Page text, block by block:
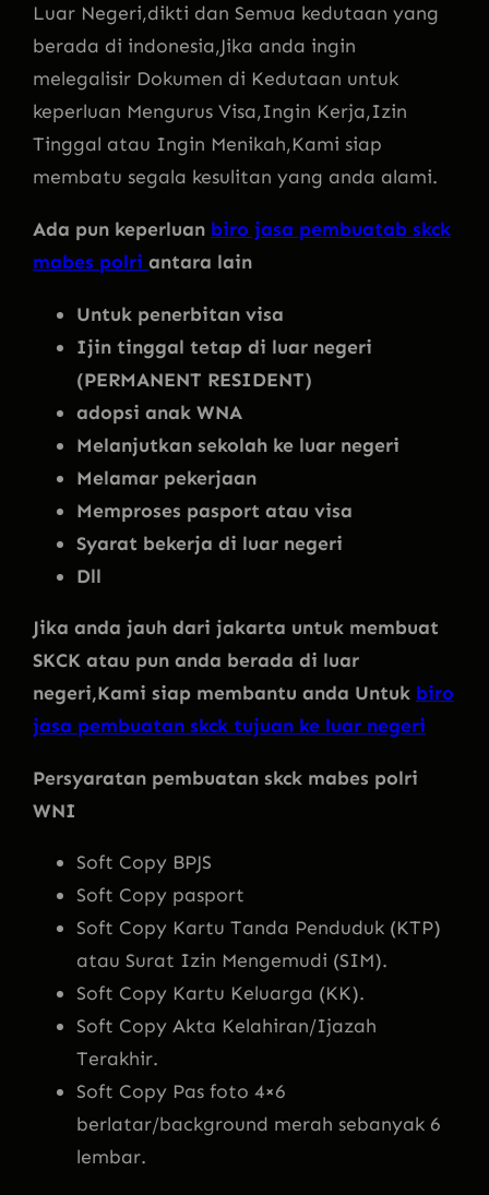
Luar Negeri,dikti dan Semua kedutaan yang
berada di indonesia,Jika anda ingin
melegalisir Dokumen di Kedutaan untuk
keperluan Mengurus Visa,Ingin Kerja,Izin
Tinggal atau Ingin Menikah,Kami siap
membatu segala kesulitan yang anda alami.
Ada pun keperluan biro jasa pembuatab skck
mabes polri antara lain
Untuk penerbitan visa
Ijin tinggal tetap di luar negeri
(PERMANENT RESIDENT)
adopsi anak WNA
Melanjutkan sekolah ke luar negeri
Melamar pekerjaan
Memproses pasport atau visa
Syarat bekerja di luar negeri
Dll
Jika anda jauh dari jakarta untuk membuat
SKCK atau pun anda berada di luar
negeri,Kami siap membantu anda Untuk biro
jasa pembuatan skck tujuan ke luar negeri
Persyaratan pembuatan skck mabes polri
WNI
Soft Copy BPJS
Soft Copy pasport
Soft Copy Kartu Tanda Penduduk (KTP)
atau Surat Izin Mengemudi (SIM).
Soft Copy Kartu Keluarga (KK).
Soft Copy Akta Kelahiran/Ijazah
Terakhir.
Soft Copy Pas foto 4×6
berlatar/background merah sebanyak 6
lembar.